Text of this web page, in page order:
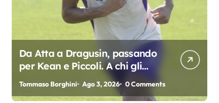
Da Atta a Dragusin, passando
per Kean e Piccoli. A chi gli
oscar del precampionato?
Tommaso Borghini Ago 3, 2026 0 Comments